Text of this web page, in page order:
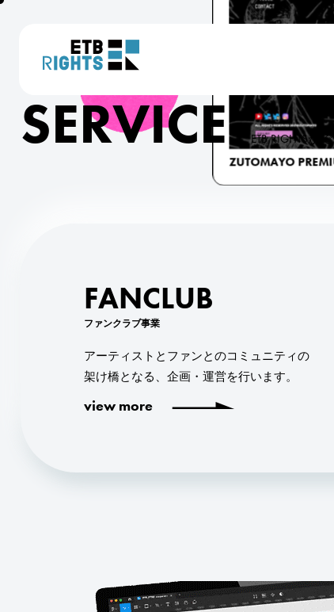
たかは私立りえ高校
SERVICE ETB RIGHTSが
FANCLUB
ファンクラブ事業
アーティストとファンとのコミュニティの
架け橋となる、企画・運営を行います。
view more